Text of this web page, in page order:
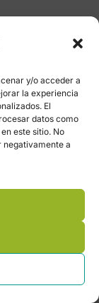
y/o acceder a
la experiencia
El
datos como
este sitio. No
a